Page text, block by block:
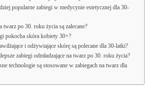
popularne zabiegi w medycynie estetycznej dla 30-
twarz po 30. roku życia są zalecane?
pokocha skóra kobiety 30+?
i odżywiające skórę są polecane dla 30-latki?
zabiegi odmładzające na twarz po 30. roku życia?
technologie są stosowane w zabiegach na twarz dla